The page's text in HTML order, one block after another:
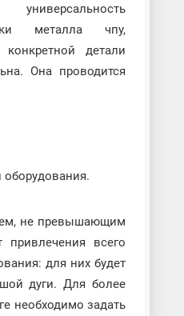
металла чпу,
детали
Она проводится
не превышающим
всего
для них будет
дуги. Для более
необходимо задать